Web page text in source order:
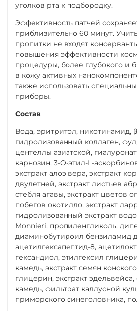
уголков рта к подбородку.
Эффективность патчей
приблизительно 60 минут.
пропитки не входят
повышения эффективности
процедуры, более глубокого и
в кожу активных
также использовать
приборы.
Состав
Вода, эритритол, никотинамид,
гидролизованный коллаген,
центеллы азиатской,
карнозин, 3-O-этил-L-
экстракт алоэ вера, экстракт
двулетней, экстракт листьев
стебля агавы, экстракт цветов
побегов окотилло, экстракт
гидролизованный экстракт
Monnieri, пропиленгликоль,
диаминобутироил бензиламид
ацетилгексапептид-8,
гександиол, этилгексил
камедь, экстракт семян
глицерин, экстракт
камедь, фильтрат каллусной
приморского синеголовника,